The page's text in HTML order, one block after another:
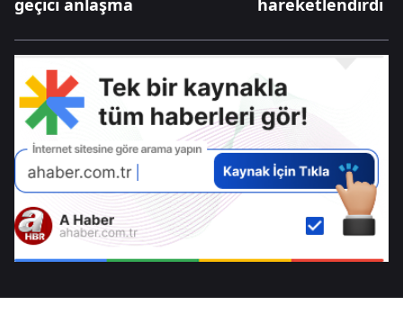
geçici anlaşma
hareketlendirdi